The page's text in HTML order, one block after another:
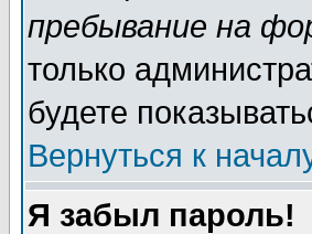
пребывание на
только
будете
Вернуться к
Я забыл пароль!